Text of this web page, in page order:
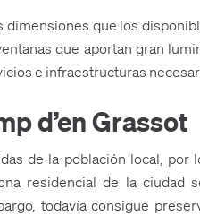
que los
que aportan gran
e infraestructuras
d’en Grassot
de la población local,
residencial de la
todavía consigue